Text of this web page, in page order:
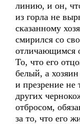
линию, и он,
из горла не
сказанному
смирился со
отличающимся
То, что его
белый, а
и презрение не
других
отбросом,
за то, что его